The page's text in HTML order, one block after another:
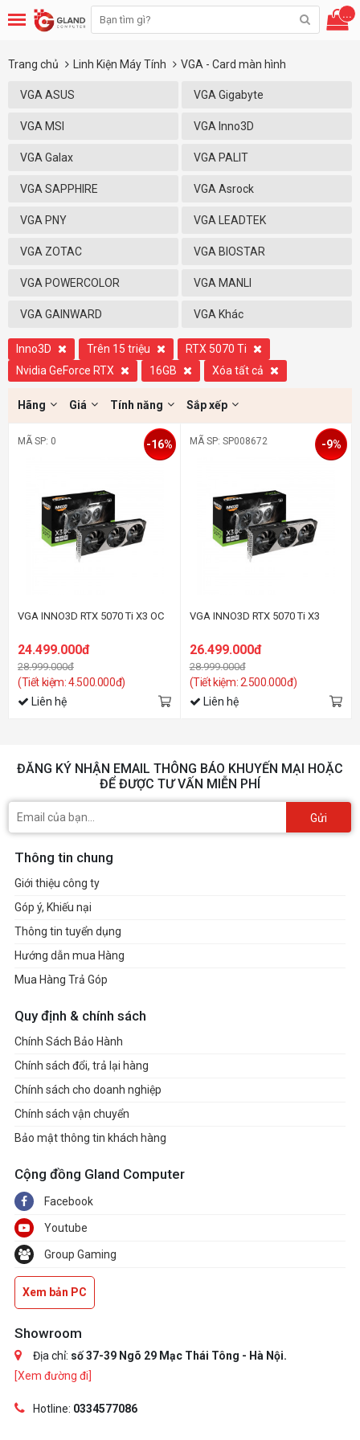
...
Trang chủ Linh Kiện Máy Tính VGA - Card màn hình
VGA ASUS VGA Gigabyte
VGA MSI VGA Inno3D
VGA Galax VGA PALIT
VGA SAPPHIRE VGA Asrock
VGA PNY VGA LEADTEK
VGA ZOTAC VGA BIOSTAR
VGA POWERCOLOR VGA MANLI
VGA GAINWARD VGA Khác
Inno3D Trên 15 triệu
RTX 5070 Ti
Nvidia GeForce RTX
16GB Xóa tất cả
Hãng Giá Tính năng Sắp xếp
MÃ SP: 0
VGA INNO3D RTX 5070 Ti X3 OC
24.499.000đ
28.999.000đ
(Tiết kiệm: 4.500.000đ)
-16%
Liên hệ
MÃ SP: SP008672
VGA INNO3D RTX 5070 Ti X3
26.499.000đ
28.999.000đ
(Tiết kiệm: 2.500.000đ)
-9%
Liên hệ
ĐĂNG KÝ NHẬN EMAIL THÔNG BÁO KHUYẾN MẠI HOẶC
ĐỂ ĐƯỢC TƯ VẤN MIỄN PHÍ
Gửi
Thông tin chung
Giới thiệu công ty
Góp ý, Khiếu nại
Thông tin tuyển dụng
Hướng dẫn mua Hàng
Mua Hàng Trả Góp
Quy định & chính sách
Chính Sách Bảo Hành
Chính sách đổi, trả lại hàng
Chính sách cho doanh nghiệp
Chính sách vận chuyển
Bảo mật thông tin khách hàng
Cộng đồng Gland Computer
Facebook
Youtube
Group Gaming
Xem bản PC
Showroom
Địa chỉ: số 37-39 Ngõ 29 Mạc Thái Tông - Hà Nội.
[Xem đường đi]
Hotline: 0334577086